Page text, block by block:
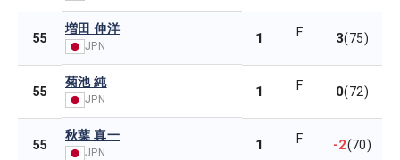
55
増田 伸洋
JPN 1 F 3(75)
55
菊池 純
JPN 1 F 0(72)
55
秋葉 真一
JPN 1 F -2(70)